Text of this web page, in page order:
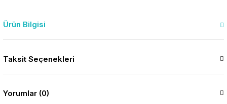
Ürün Bilgisi
Taksit Seçenekleri
Yorumlar (0)